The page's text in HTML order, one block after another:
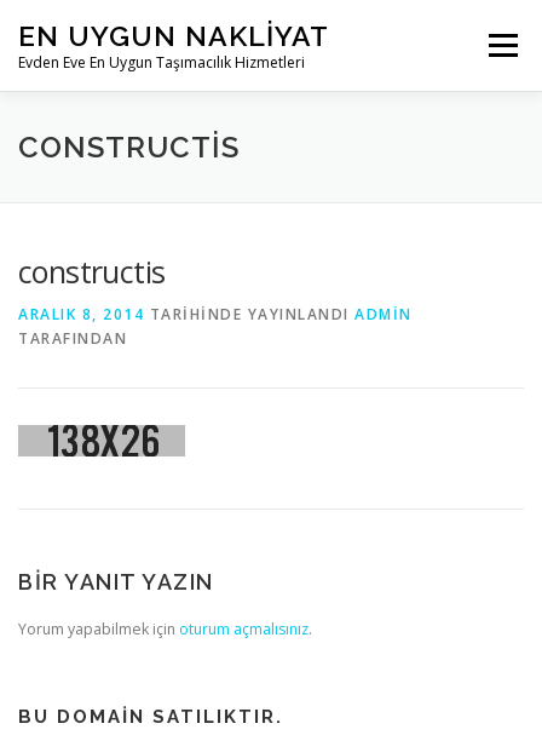
geçEN UYGUN NAKLIYAT
Evden Eve En Uygun Taşımacılık Hizmetleri
Menü
ANASAYFA KURUMSAL
CONSTRUCTIS
constructis
ARALIK 8, 2014 TARIHINDE YAYINLANDI ADMIN
TARAFINDAN
BIR YANIT YAZIN
Yorum yapabilmek için oturum açmalısınız.
BU DOMAIN SATILIKTIR.